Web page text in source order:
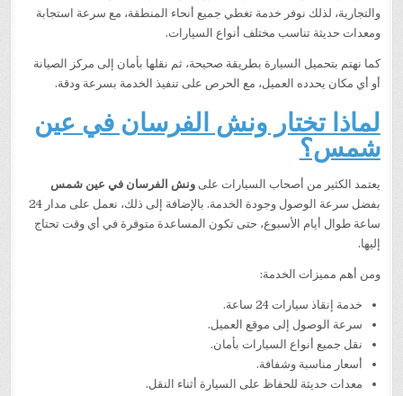
والتجارية، لذلك نوفر خدمة تغطي جميع أنحاء المنطقة، مع سرعة استجابة
ومعدات حديثة تناسب مختلف أنواع السيارات.
كما نهتم بتحميل السيارة بطريقة صحيحة، ثم نقلها بأمان إلى مركز الصيانة
أو أي مكان يحدده العميل، مع الحرص على تنفيذ الخدمة بسرعة ودقة.
لماذا تختار ونش الفرسان في عين
شمس؟
يعتمد الكثير من أصحاب السيارات علىونش الفرسان في عين شمس
بفضل سرعة الوصول وجودة الخدمة. بالإضافة إلى ذلك، نعمل على مدار 24
ساعة طوال أيام الأسبوع، حتى تكون المساعدة متوفرة في أي وقت تحتاج
إليها.
ومن أهم مميزات الخدمة:
خدمة إنقاذ سيارات 24 ساعة.
سرعة الوصول إلى موقع العميل.
نقل جميع أنواع السيارات بأمان.
أسعار مناسبة وشفافة.
معدات حديثة للحفاظ على السيارة أثناء النقل.